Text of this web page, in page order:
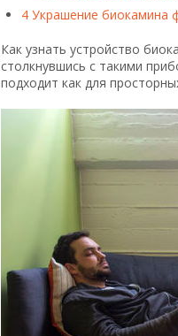
4Украшение биокамина
Как узнать устройство
столкнувшись с такими
подходит как для